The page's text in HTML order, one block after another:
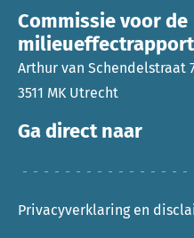
Ga direct naar
Commissie voor de
Arthur van Schendelstraat
3511 MK Utrecht
Privacyverklaring en